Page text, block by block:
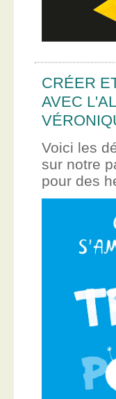
CRÉER
AVEC
Voici les
sur notre
pour des